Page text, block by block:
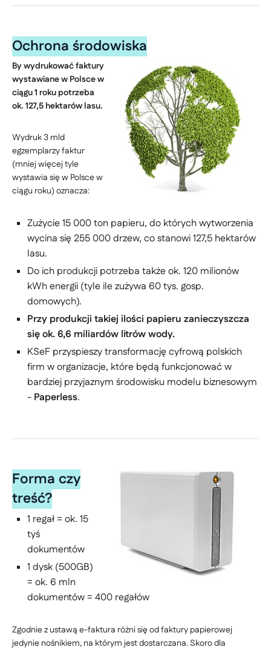
Ochrona środowiska
By wydrukować faktury
wystawiane w Polsce w
ciągu 1 roku potrzeba
ok. 127,5 hektarów lasu.
Wydruk 3 mld
egzemplarzy faktur
(mniej więcej tyle
wystawia się w Polsce w
ciągu roku) oznacza:
Zużycie 15 000 ton papieru, do których wytworzenia
wycina się 255 000 drzew, co stanowi 127,5 hektarów
lasu.
Do ich produkcji potrzeba także ok. 120 milionów
kWh energii (tyle ile zużywa 60 tys. gosp.
domowych).
Przy produkcji takiej ilości papieru zanieczyszcza
się ok. 6,6 miliardów litrów wody.
KSeF przyspieszy transformację cyfrową polskich
firm w organizacje, które będą funkcjonować w
bardziej przyjaznym środowisku modelu biznesowym
- Paperless.
Forma czy
treść?
1 regał = ok. 15
tyś
dokumentów
1 dysk (500GB)
= ok. 6 mln
dokumentów = 400 regałów
Zgodnie z ustawą e-faktura różni się od faktury papierowej
jedynie nośnikiem, na którym jest dostarczana. Skoro dla